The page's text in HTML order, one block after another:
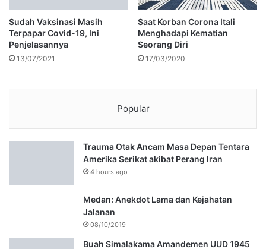
Sudah Vaksinasi Masih
Terpapar Covid-19, Ini
Penjelasannya
13/07/2021
Saat Korban Corona Itali
Menghadapi Kematian
Seorang Diri
17/03/2020
Popular
Trauma Otak Ancam Masa Depan Tentara
Amerika Serikat akibat Perang Iran
4 hours ago
Medan: Anekdot Lama dan Kejahatan
Jalanan
08/10/2019
Buah Simalakama Amandemen UUD 1945